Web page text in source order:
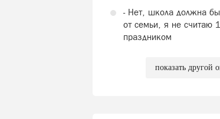
- Нет, школа должна
от семьи, я не считаю
праздником
показать другой